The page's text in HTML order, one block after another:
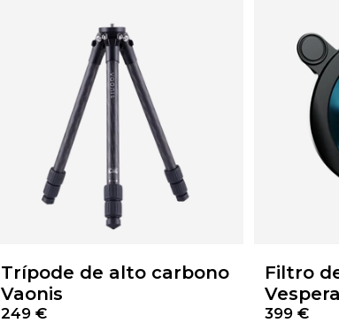
Trípode de alto carbono
Vaonis
249 €
Filtro
Vespera
399 €